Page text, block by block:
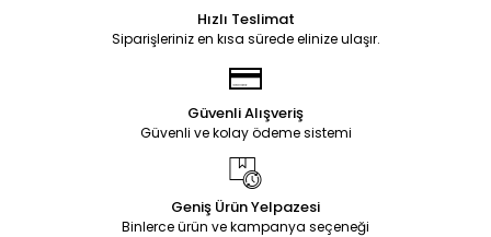
Hızlı Teslimat
Siparişleriniz en kısa sürede elinize ulaşır.
Güvenli Alışveriş
Güvenli ve kolay ödeme sistemi
Geniş Ürün Yelpazesi
Binlerce ürün ve kampanya seçeneği